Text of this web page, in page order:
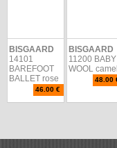
BISGAARD
14101
BAREFOOT
BALLET rose
46.00 €
BISGAARD
11200 BABY
WOOL camel
48.00